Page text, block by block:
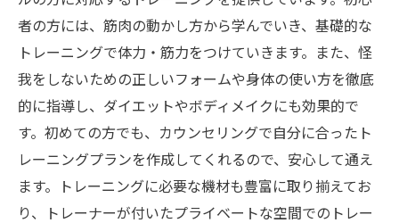
者の方には、筋肉の動かし方から学んでいき、基礎的な
トレーニングで体力・筋力をつけていきます。また、怪
我をしないための正しいフォームや身体の使い方を徹底
的に指導し、ダイエットやボディメイクにも効果的で
す。初めての方でも、カウンセリングで自分に合ったト
レーニングプランを作成してくれるので、安心して通え
ます。トレーニングに必要な機材も豊富に取り揃えてお
り、トレーナーが付いたプライベートな空間でのトレー